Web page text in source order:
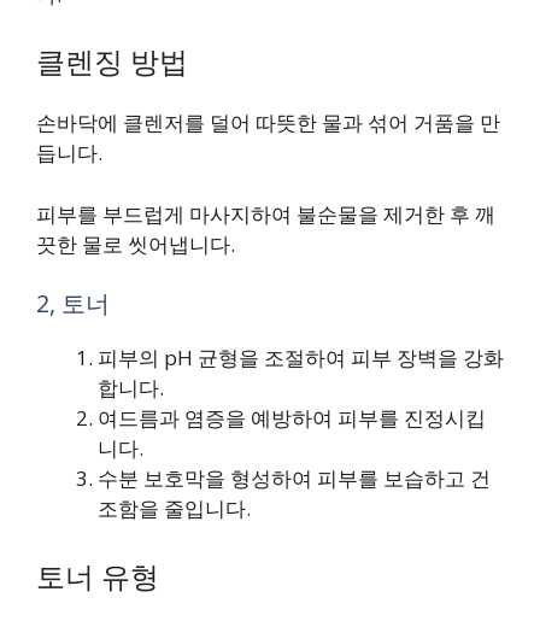
클렌징 방법
손바닥에 클렌저를 덜어 따뜻한 물과 섞어 거품을 만
듭니다.
피부를 부드럽게 마사지하여 불순물을 제거한 후 깨
끗한 물로 씻어냅니다.
2, 토너
피부의 pH 균형을 조절하여 피부 장벽을 강화
합니다.
여드름과 염증을 예방하여 피부를 진정시킵
니다.
수분 보호막을 형성하여 피부를 보습하고 건
조함을 줄입니다.
토너 유형